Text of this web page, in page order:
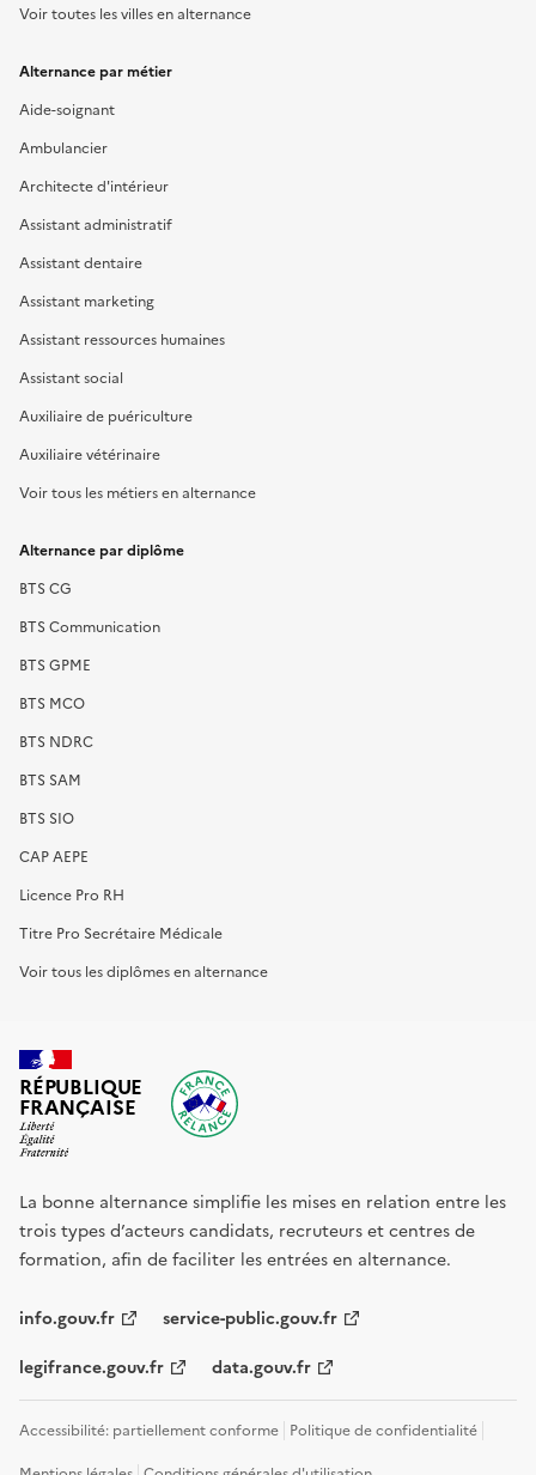
Voir toutes les villes en alternance
Alternance par métier
Aide-soignant
Ambulancier
Architecte d'intérieur
Assistant administratif
Assistant dentaire
Assistant marketing
Assistant ressources humaines
Assistant social
Auxiliaire de puériculture
Auxiliaire vétérinaire
Voir tous les métiers en alternance
Alternance par diplôme
BTS CG
BTS Communication
BTS GPME
BTS MCO
BTS NDRC
BTS SAM
BTS SIO
CAP AEPE
Licence Pro RH
Titre Pro Secrétaire Médicale
Voir tous les diplômes en alternance
RÉPUBLIQUE
FRANÇAISE
La bonne alternance simplifie les mises en relation entre les
trois types d’acteurs candidats, recruteurs et centres de
formation, afin de faciliter les entrées en alternance.
info.gouv.fr service-public.gouv.fr
legifrance.gouv.fr data.gouv.fr
Accessibilité: partiellement conforme Politique de confidentialité